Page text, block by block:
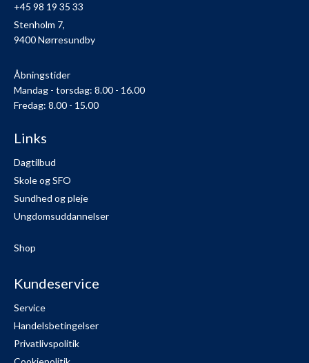
+45 98 19 35 33
Stenholm 7,
9400 Nørresundby
Åbningstider
Mandag - torsdag: 8.00 - 16.00
Fredag: 8.00 - 15.00
Links
Dagtilbud
Skole og SFO
Sundhed og pleje
Ungdomsuddannelser
Shop
Kundeservice
Service
Handelsbetingelser
Privatlivspolitik